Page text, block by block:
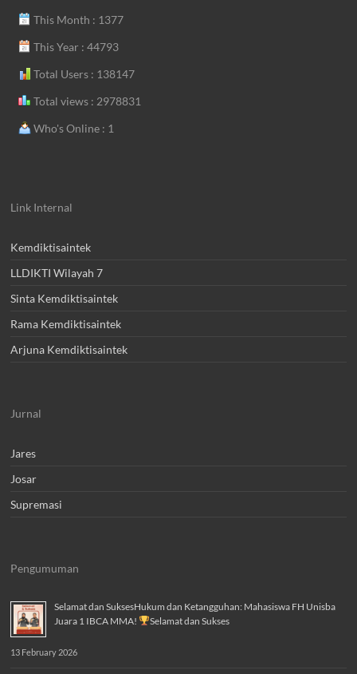
This Month : 1377
This Year : 44793
Total Users : 138147
Total views : 2978831
Who's Online : 1
Link Internal
Kemdiktisaintek
LLDIKTI Wilayah 7
Sinta Kemdiktisaintek
Rama Kemdiktisaintek
Arjuna Kemdiktisaintek
Jurnal
Jares
Josar
Supremasi
Pengumuman
Selamat dan SuksesHukum dan Ketangguhan: Mahasiswa FH Unisba
Juara 1 IBCA MMA!
Selamat dan Sukses
13 February 2026